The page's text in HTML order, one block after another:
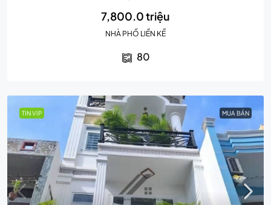
7,800.0 triệu
NHÀ PHỐ LIỀN KỀ
80
TIN VIP MUA BÁN